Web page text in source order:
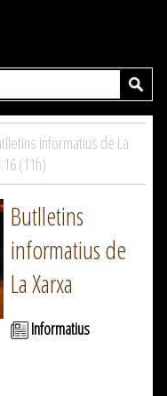
informatius de La
(11h)
Butlletins
informatius de
La Xarxa
Informatius